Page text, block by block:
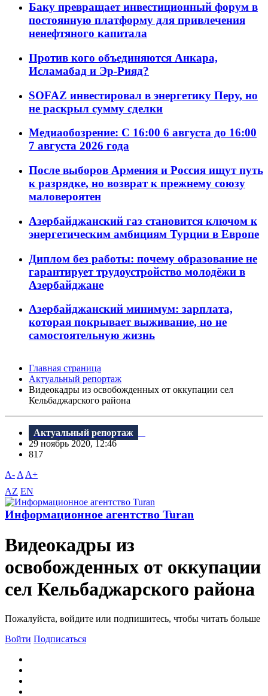
Баку превращает инвестиционный форум в
постоянную платформу для привлечения
ненефтяного капитала
Против кого объединяются Анкара,
Исламабад и Эр-Рияд?
SOFAZ инвестировал в энергетику Перу, но
не раскрыл сумму сделки
Медиаобозрение: С 16:00 6 августа до 16:00
7 августа 2026 года
После выборов Армения и Россия ищут путь
к разрядке, но возврат к прежнему союзу
маловероятен
Азербайджанский газ становится ключом к
энергетическим амбициям Турции в Европе
Диплом без работы: почему образование не
гарантирует трудоустройство молодёжи в
Азербайджане
Азербайджанский минимум: зарплата,
которая покрывает выживание, но не
самостоятельную жизнь
Главная страница
Актуальный репортаж
Видеокадры из освобожденных от оккупации сел
Кельбаджарского района
Актуальный репортаж
29 ноябрь 2020, 12:46
817
A- A A+
AZ EN
Информационное агентство Turan
Видеокадры из
освобожденных от оккупации
сел Кельбаджарского района
Пожалуйста, войдите или подпишитесь, чтобы читать больше
Войти Подписаться